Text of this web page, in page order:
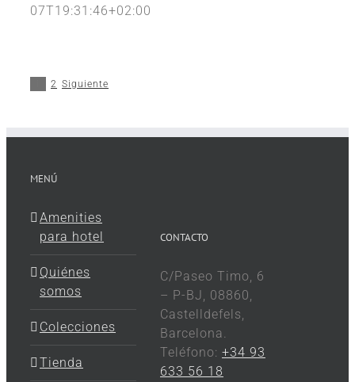
07T19:31:46+02:00
2 Siguiente
MENÚ
Amenities
para hotel
Quiénes
somos
Colecciones
Tienda
CONTACTO
C/Paseo Timo, 6
– P-BJ, 08860,
Castelldefels,
Barcelona.
Teléfono: +34 93
633 56 18